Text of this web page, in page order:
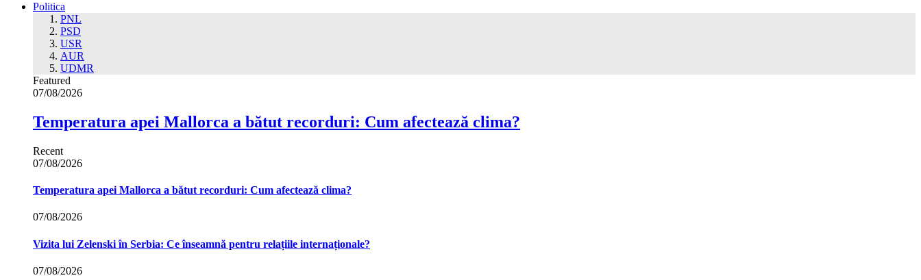
Politica
PNL
PSD
USR
AUR
UDMR
Featured
07/08/2026
Temperatura apei Mallorca a bătut recorduri: Cum afectează clima?
Recent
07/08/2026
Temperatura apei Mallorca a bătut recorduri: Cum afectează clima?
07/08/2026
Vizita lui Zelenski în Serbia: Ce înseamnă pentru relațiile internaționale?
07/08/2026